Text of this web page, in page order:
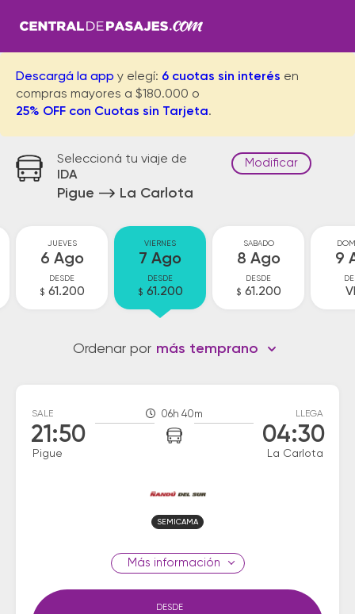
Descargá la app y elegí: 6 cuotas sin interés en
compras mayores a $180.000 o
25% OFF con Cuotas sin Tarjeta.
Seleccioná tu viaje de
IDA
Pigue La Carlota
Modificar
JUEVES
6 Ago
DESDE
$ 61.200
VIERNES
7 Ago
DESDE
$ 61.200
SABADO
8 Ago
DESDE
$ 61.200
9
Ordenar por más temprano
SALE
21:50
Pigue
06h 40m LLEGA
04:30
La Carlota
SEMICAMA
información
DESDE